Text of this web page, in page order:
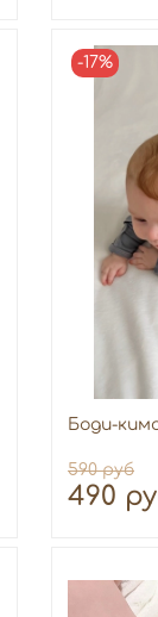
-17%
Боди-
590 руб
490